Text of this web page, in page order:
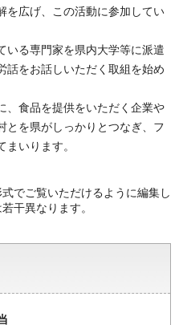
を広げ、この活動に参加してい
いる専門家を県内大学等に派遣
話をお話しいただく取組を始め
、食品を提供をいただく企業や
とを県がしっかりとつなぎ、フ
いります。
でご覧いただけるように編集し
干異なります。